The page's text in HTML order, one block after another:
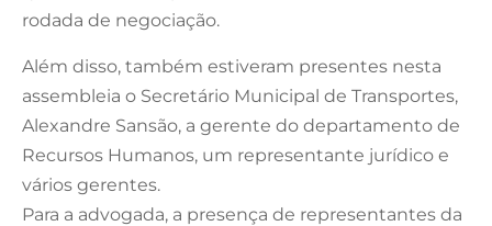
rodada de negociação.
Além disso, também estiveram presentes nesta
assembleia o Secretário Municipal de Transportes,
Alexandre Sansão, a gerente do departamento de
Recursos Humanos, um representante jurídico e
vários gerentes.
Para a advogada, a presença de representantes da